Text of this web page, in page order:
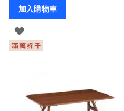
加入購物車
登
入